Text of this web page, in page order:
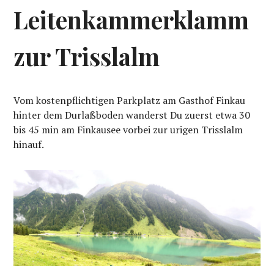
Leitenkammerklamm
zur Trisslalm
Vom kostenpflichtigen Parkplatz am Gasthof Finkau
hinter dem Durlaßboden wanderst Du zuerst etwa 30
bis 45 min am Finkausee vorbei zur urigen Trisslalm
hinauf.